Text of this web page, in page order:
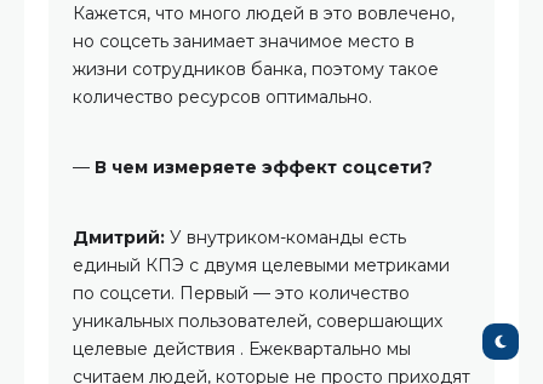
Кажется, что много людей в это вовлечено,
но соцсеть занимает значимое место в
жизни сотрудников банка, поэтому такое
количество ресурсов оптимально.
— В чем измеряете эффект соцсети?
Дмитрий: У внутриком-команды есть
единый КПЭ с двумя целевыми метриками
по соцсети. Первый — это количество
уникальных пользователей, совершающих
целевые действия . Ежеквартально мы
считаем людей, которые не просто приходят